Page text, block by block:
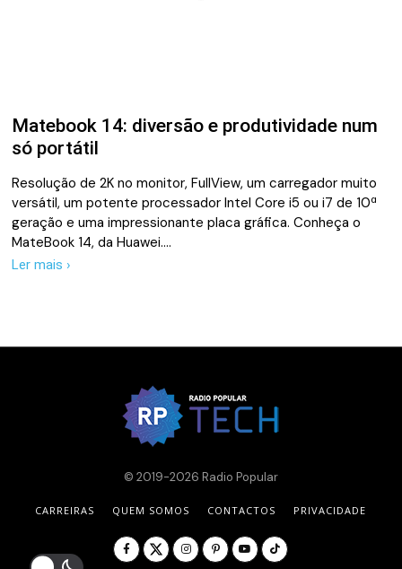
Matebook 14: diversão e produtividade num
só portátil
Resolução de 2K no monitor, FullView, um carregador muito
versátil, um potente processador Intel Core i5 ou i7 de 10ª
geração e uma impressionante placa gráfica. Conheça o
MateBook 14, da Huawei.…
Ler mais ›
© 2019-2026 Radio Popular
CARREIRAS QUEM SOMOS CONTACTOS PRIVACIDADE